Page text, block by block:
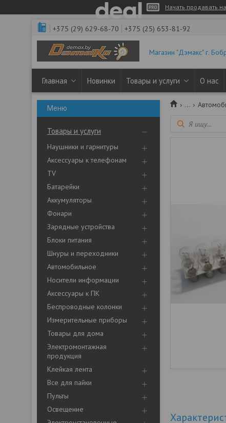
Начать продавать
+375 (29) 629-68-70 +375 (25) 653-81-92
Магазин "Дэмакс" г.
Главная Новинки Товары и услуги О нас
Товары и услуги
Наушники и гарнитуры
Аксессуары к телефонам
TV
Батарейки
Аккумуляторы
Фонари
Зарядные устройства
Блоки питания
Шнуры и переходники
Автомобильное
Носители информации
Аксессуары к ПК
Беспроводные колонки
Измерительные приборы
Товары для дома
Электромонтажная
продукция
Клейкая лента
Все для пайки
Пульты
Освещение
...